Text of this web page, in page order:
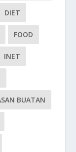
DIET
FOOD
INET
BUATAN